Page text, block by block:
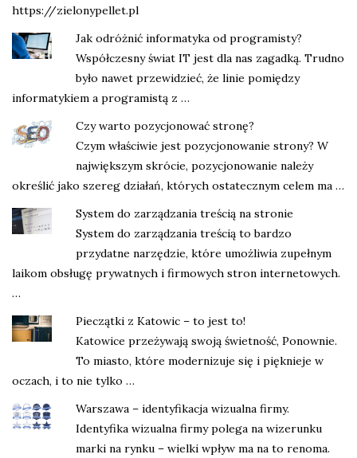
https://zielonypellet.pl
Jak odróżnić informatyka od programisty?
Współczesny świat IT jest dla nas zagadką. Trudno
było nawet przewidzieć, że linie pomiędzy
informatykiem a programistą z …
Czy warto pozycjonować stronę?
Czym właściwie jest pozycjonowanie strony? W
największym skrócie, pozycjonowanie należy
określić jako szereg działań, których ostatecznym celem ma …
System do zarządzania treścią na stronie
System do zarządzania treścią to bardzo
przydatne narzędzie, które umożliwia zupełnym
laikom obsługę prywatnych i firmowych stron internetowych.
…
Pieczątki z Katowic – to jest to!
Katowice przeżywają swoją świetność, Ponownie.
To miasto, które modernizuje się i pięknieje w
oczach, i to nie tylko …
Warszawa – identyfikacja wizualna firmy.
Identyfika wizualna firmy polega na wizerunku
marki na rynku – wielki wpływ ma na to renoma.